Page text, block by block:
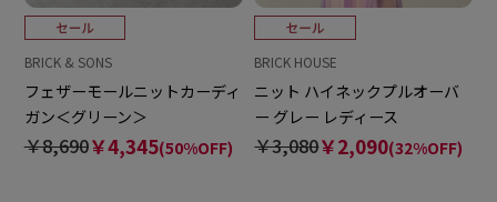
BRICK & SONS
フェザーモールニットカーディ
ガン＜グリーン＞
￥8,690￥4,345(50%OFF)
BRICK HOUSE
ニット ハイネックプルオーバ
ー グレー レディース
￥3,080￥2,090(32%OFF)